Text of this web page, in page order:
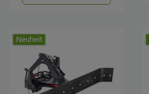
Neuheit